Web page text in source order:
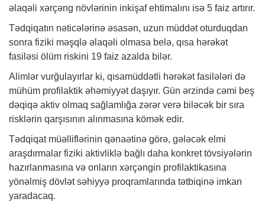
əlaqəli xərçəng növlərinin inkişaf ehtimalını isə 5 faiz artırır.
Tədqiqatın nəticələrinə əsasən, uzun müddət oturduqdan
sonra fiziki məşqlə əlaqəli olmasa belə, qısa hərəkət
fasiləsi ölüm riskini 19 faiz azalda bilər.
Alimlər vurğulayırlar ki, qısamüddətli hərəkət fasilələri də
mühüm profilaktik əhəmiyyət daşıyır. Gün ərzində cəmi beş
dəqiqə aktiv olmaq sağlamlığa zərər verə biləcək bir sıra
risklərin qarşısının alınmasına kömək edir.
Tədqiqat müəlliflərinin qənaətinə görə, gələcək elmi
araşdırmalar fiziki aktivliklə bağlı daha konkret tövsiyələrin
hazırlanmasına və onların xərçəngin profilaktikasına
yönəlmiş dövlət səhiyyə proqramlarında tətbiqinə imkan
yaradacaq.